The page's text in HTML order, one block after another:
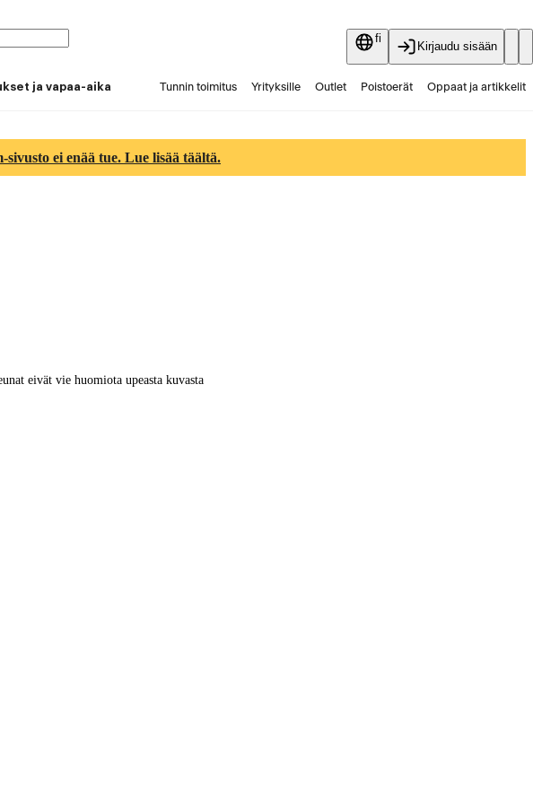
fi
Kirjaudu sisään
ja vapaa-aika Tunnin toimitus Yrityksille Outlet Poistoerät Oppaat ja artikkelit
ei enää tue. Lue lisää täältä.
eivät vie huomiota upeasta kuvasta